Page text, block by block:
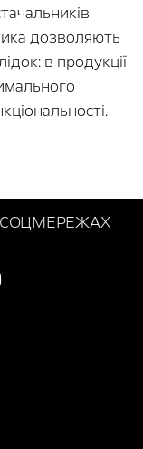
дозволяють
в продукції